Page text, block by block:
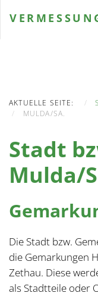
AKTUELLE SEITE:
MULDA/SA.
Stadt
Mulda/
Die Stadt bzw.
die Gemarkungen
Zethau. Diese
als Stadtteile oder